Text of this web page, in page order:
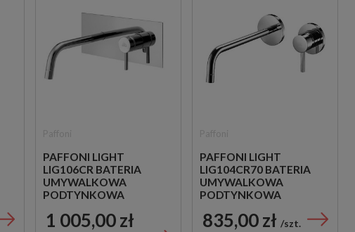
PAFFONI LIGHT
LIG106CR BATERIA
UMYWALKOWA
PODTYNKOWA
CHROM
1 005,00 zł
PAFFONI LIGHT
LIG104CR70 BATERIA
UMYWALKOWA
PODTYNKOWA
CHROM
835,00 zł szt.